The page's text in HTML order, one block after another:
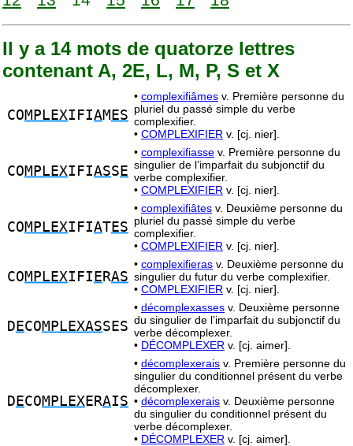
Il y a 14 mots de quatorze lettres
contenant A, 2E, L, M, P, S et X
COMPLEXIFIAM ES
• complexifiâmes v. Première personne du
pluriel du passé simple du verbe
complexifier.
• COMPLEXIFIER v. [cj. nier].
COMPLEXIFIASS E
• complexifiasse v. Première personne du
singulier de l’imparfait du subjonctif du
verbe complexifier.
• COMPLEXIFIER v. [cj. nier].
COMPLEXIFIATES
• complexifiâtes v. Deuxième personne du
pluriel du passé simple du verbe
complexifier.
• COMPLEXIFIER v. [cj. nier].
COMPLEXIFI E RAS
• complexifieras v. Deuxième personne du
singulier du futur du verbe complexifier.
• COMPLEXIFIER v. [cj. nier].
D ECOMPLEXASSES
• décomplexasses v. Deuxième personne
du singulier de l’imparfait du subjonctif du
verbe décomplexer.
• DÉCOMPLEXER v. [cj. aimer].
D ECOMPLEXERAIS
• décomplexerais v. Première personne du
singulier du conditionnel présent du verbe
décomplexer.
• décomplexerais v. Deuxième personne
du singulier du conditionnel présent du
verbe décomplexer.
• DÉCOMPLEXER v. [cj. aimer].